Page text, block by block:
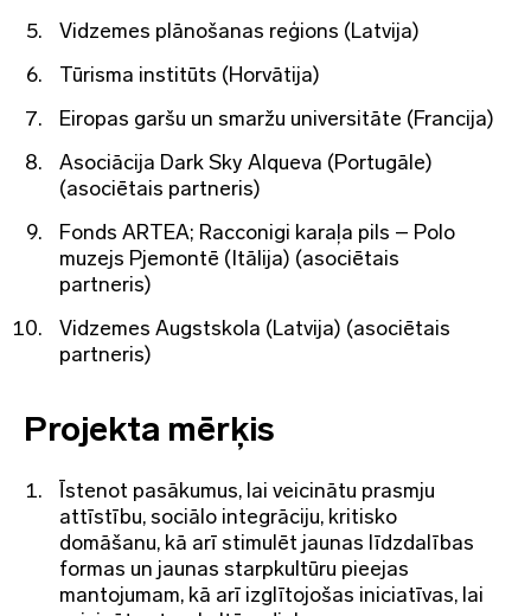
Vidzemes plānošanas reģions (Latvija)
Tūrisma institūts (Horvātija)
Eiropas garšu un smaržu universitāte (Francija)
Asociācija Dark Sky Alqueva (Portugāle)
(asociētais partneris)
Fonds ARTEA; Racconigi karaļa pils – Polo
muzejs Pjemontē (Itālija) (asociētais
partneris)
Vidzemes Augstskola (Latvija) (asociētais
partneris)
Projekta mērķis
Īstenot pasākumus, lai veicinātu prasmju
attīstību, sociālo integrāciju, kritisko
domāšanu, kā arī stimulēt jaunas līdzdalības
formas un jaunas starpkultūru pieejas
mantojumam, kā arī izglītojošas iniciatīvas, lai